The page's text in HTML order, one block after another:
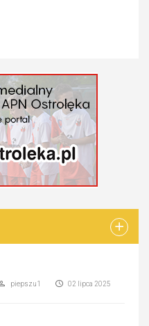
02 lipca 2025
piepszu1